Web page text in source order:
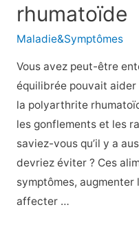
rhumatoïde
Maladie&Symptômes
Vous avez peut-être
équilibrée pouvait aider
la polyarthrite
les gonflements et les
saviez-vous qu’il y a
devriez éviter ? Ces
symptômes,
affecter …